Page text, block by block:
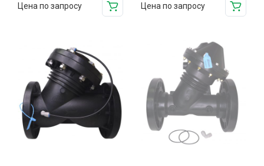
Цена по запросу Цена по запросу